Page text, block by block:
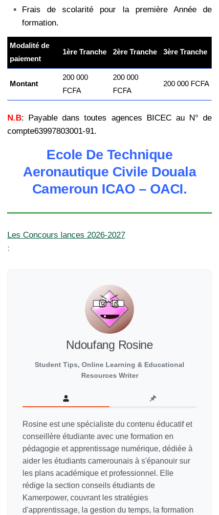
Frais de scolarité pour la première Année de
formation.
Modalité de
paiement
1ère Tranche 2ère Tranche 3ère Tranche
Montant
200 000
FCFA
200 000
FCFA
200 000 FCFA
N.B: Payable dans toutes agences BICEC au N° de
compte63997803001-91.
Ecole De Technique
Aeronautique Civile Douala
Cameroun ICAO – OACI.
Les Concours lances 2026-2027
:
Ndoufang Rosine
Student Tips, Online Learning & Educational
Resources Writer
Rosine est une spécialiste du contenu éducatif et
conseillère étudiante avec une formation en
pédagogie et apprentissage numérique, dédiée à
aider les étudiants camerounais à s'épanouir sur
les plans académique et professionnel. Elle
rédige la section conseils étudiants de
Kamerpower, couvrant les stratégies
d'apprentissage, la gestion du temps, la formation